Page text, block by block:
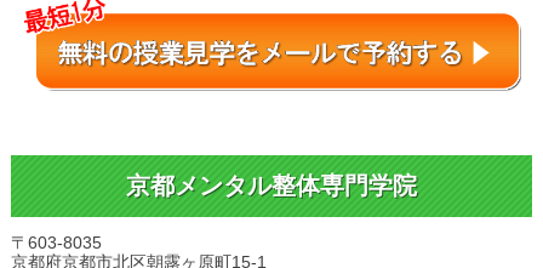
京都メンタル整体専門学院
〒603-8035
京都府京都市北区朝露ヶ原町15-1